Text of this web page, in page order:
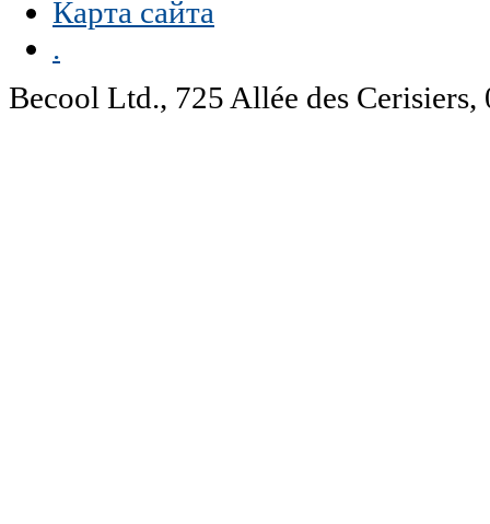
Карта сайта
.
Becool Ltd., 725 Allée des